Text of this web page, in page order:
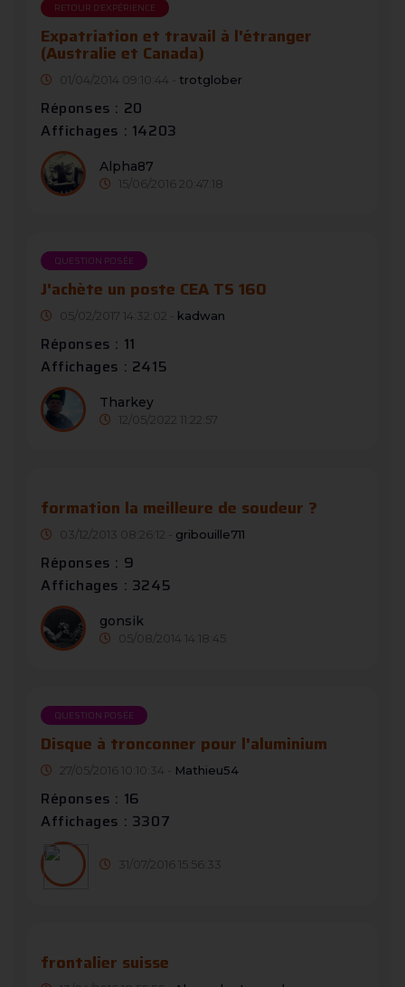
RETOUR D'EXPÉRIENCE
Expatriation et travail à l'étranger
(Australie et Canada)
01/04/2014 09:10:44 - trotglober
Réponses : 20
Affichages : 14203
Alpha87
15/06/2016 20:47:18
QUESTION POSÉE
J'achète un poste CEA TS 160
05/02/2017 14:32:02 - kadwan
Réponses : 11
Affichages : 2415
Tharkey
12/05/2022 11:22:57
formation la meilleure de soudeur ?
03/12/2013 08:26:12 - gribouille711
Réponses : 9
Affichages : 3245
gonsik
05/08/2014 14:18:45
QUESTION POSÉE
Disque à tronconner pour l'aluminium
27/05/2016 10:10:34 - Mathieu54
Réponses : 16
Affichages : 3307
31/07/2016 15:56:33
frontalier suisse